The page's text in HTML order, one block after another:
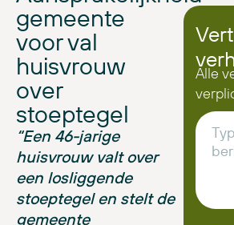
gemeente
voor val
huisvrouw
over
stoeptegel
“Een 46-jarige
huisvrouw valt over
een losliggende
stoeptegel en stelt de
gemeente
Alle